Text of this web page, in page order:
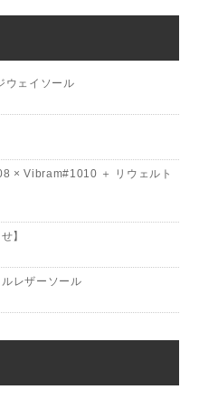
ウェイソール
× Vibram#1010 ＋ リウェルト
】
レザーソール